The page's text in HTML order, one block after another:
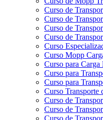
Curso de
Curso de
Curso de
Curso de
Curso
Curso Mopp
Curso para Carga
Curso para
Curso para
Curso Transporte
Curso de
Curso de